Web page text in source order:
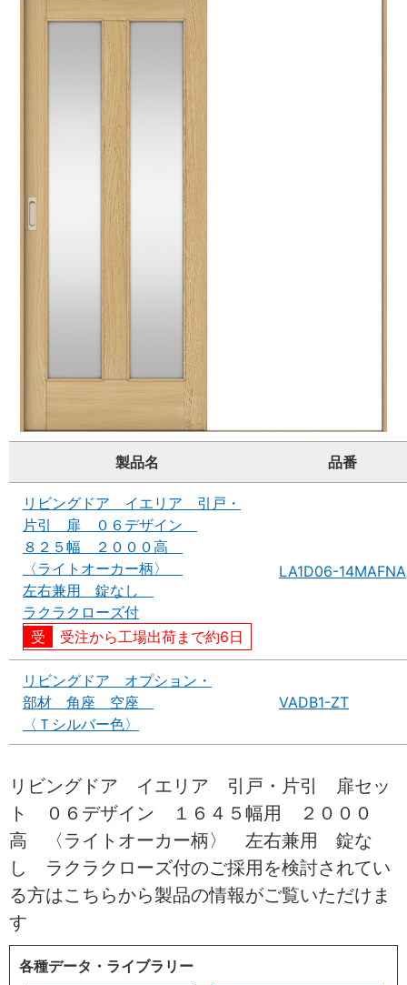
製品名 品番
リビングドア イエリア 引戸・
片引 扉 ０６デザイン
８２５幅 ２０００高
〈ライトオーカー柄〉
左右兼用 錠なし
ラクラクローズ付
受注から工場出荷まで約6日
LA1D06-14MAFNA
リビングドア オプション・
部材 角座 空座
〈Ｔシルバー色〉
VADB1-ZT
リビングドア イエリア 引戸・片引 扉セッ
ト ０６デザイン １６４５幅用 ２０００
高 〈ライトオーカー柄〉 左右兼用 錠な
し ラクラクローズ付のご採用を検討されてい
る方はこちらから製品の情報がご覧いただけま
す
各種データ・ライブラリー